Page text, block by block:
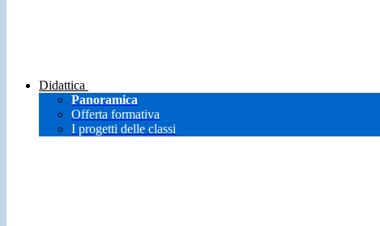
Didattica
Panoramica
Offerta formativa
I progetti delle classi